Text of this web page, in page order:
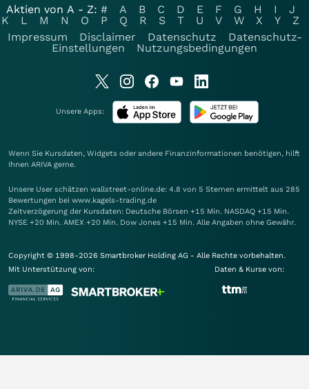
Aktien von A - Z: # A B C D E F G H I
J
K
L M N O P Q R S T U V W X Y
Z
Impressum
Disclaimer Datenschutz
Datenschutz-
Einstellungen
Nutzungsbedingungen
Unsere Apps:
Wenn Sie Kursdaten, Widgets oder andere Finanzinformationen benötigen, hilft
Ihnen ARIVA gerne.
Unsere User schätzen wallstreet-online.de: 4.8 von 5 Sternen ermittelt aus 285
Bewertungen bei www.kagels-trading.de
Zeitverzögerung der Kursdaten: Deutsche Börsen +15 Min. NASDAQ +15 Min.
NYSE +20 Min. AMEX +20 Min. Dow Jones +15 Min. Alle Angaben ohne Gewähr.
Copyright © 1998-2026 Smartbroker Holding AG - Alle Rechte vorbehalten.
Mit Unterstützung von:
Daten & Kurse von: